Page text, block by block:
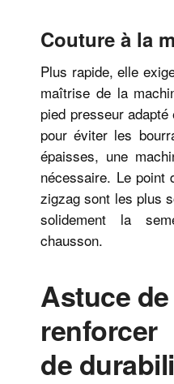
Couture à la
Plus rapide, elle
maîtrise de la
pied presseur
pour éviter les
épaisses, une
nécessaire. Le point
zigzag sont les plus
solidement la
chausson.
Astuce
de